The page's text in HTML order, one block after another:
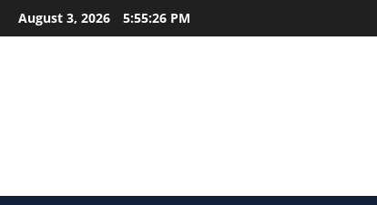
Zum
Inhalt
August 3, 2026 5:55:27 PM